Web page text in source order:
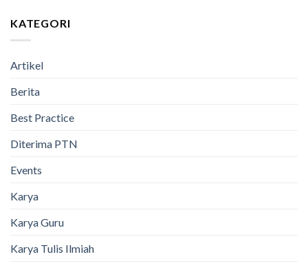
KATEGORI
Artikel
Berita
Best Practice
Diterima PTN
Events
Karya
Karya Guru
Karya Tulis Ilmiah